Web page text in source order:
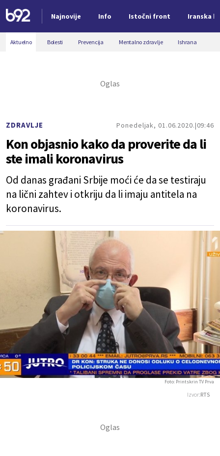
Najnovije Info Istočni front Iranska
Nova vest
Aktuelno Bolesti Prevencija Mentalno zdravlje Ishrana
ZDRAVLJE Ponedeljak, 01.06.2020. 09:46
Kon objasnio kako da proverite da li
ste imali koronavirus
Od danas građani Srbije moći će da se testiraju
na lični zahtev i otkriju da li imaju antitela na
koronavirus.
Izvor:RTS
Foto: Printskrin TV Prva